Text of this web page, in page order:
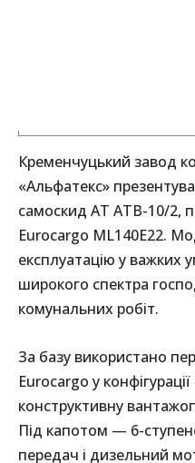
Кременчуцький завод
«Альфатекс»
самоскид АТ АТВ-10/2,
Eurocargo ML140E22.
експлуатацію у важких
широкого спектра
комунальних робіт.
За базу використано
Eurocargo у
конструктивну
Під капотом — 6-
передач і дизельний